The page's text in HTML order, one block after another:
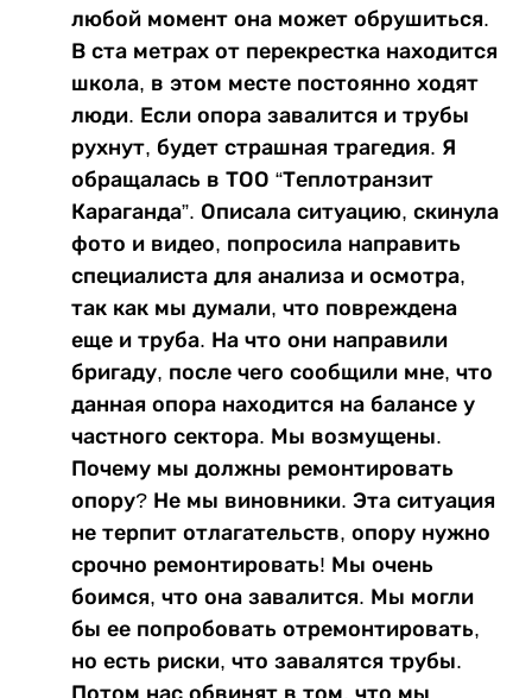
любой момент она может обрушиться.
В ста метрах от перекрестка находится
школа, в этом месте постоянно ходят
люди. Если опора завалится и трубы
рухнут, будет страшная трагедия. Я
обращалась в ТОО “Теплотранзит
Караганда”. Описала ситуацию, скинула
фото и видео, попросила направить
специалиста для анализа и осмотра,
так как мы думали, что повреждена
еще и труба. На что они направили
бригаду, после чего сообщили мне, что
данная опора находится на балансе у
частного сектора. Мы возмущены.
Почему мы должны ремонтировать
опору? Не мы виновники. Эта ситуация
не терпит отлагательств, опору нужно
срочно ремонтировать! Мы очень
боимся, что она завалится. Мы могли
бы ее попробовать отремонтировать,
но есть риски, что завалятся трубы.
Потом нас обвинят в том, что мы